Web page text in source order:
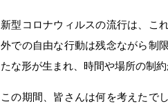
新型コロナウィルスの流行は、こ
外での自由な行動は残念ながら制
たな形が生まれ、時間や場所の制
この期間、皆さんは何を考えたで